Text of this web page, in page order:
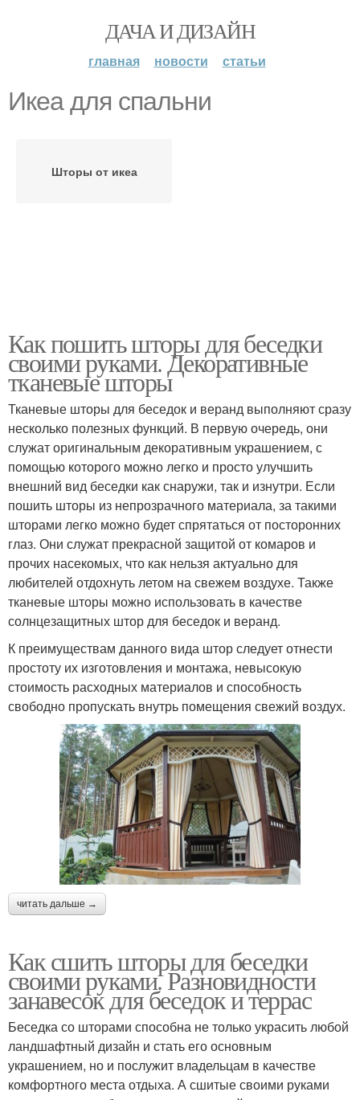
ДАЧА И ДИЗАЙН
главная новости статьи
Икеа для спальни
Шторы от икеа
Как пошить шторы для беседки
своими руками. Декоративные
тканевые шторы
Тканевые шторы для беседок и веранд выполняют сразу
несколько полезных функций. В первую очередь, они
служат оригинальным декоративным украшением, с
помощью которого можно легко и просто улучшить
внешний вид беседки как снаружи, так и изнутри. Если
пошить шторы из непрозрачного материала, за такими
шторами легко можно будет спрятаться от посторонних
глаз. Они служат прекрасной защитой от комаров и
прочих насекомых, что как нельзя актуально для
любителей отдохнуть летом на свежем воздухе. Также
тканевые шторы можно использовать в качестве
солнцезащитных штор для беседок и веранд.
К преимуществам данного вида штор следует отнести
простоту их изготовления и монтажа, невысокую
стоимость расходных материалов и способность
свободно пропускать внутрь помещения свежий воздух.
читать дальше →
Как сшить шторы для беседки
своими руками. Разновидности
занавесок для беседок и террас
Беседка со шторами способна не только украсить любой
ландшафтный дизайн и стать его основным
украшением, но и послужит владельцам в качестве
комфортного места отдыха. А сшитые своими руками